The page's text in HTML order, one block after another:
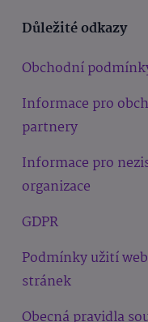
Důležité odkazy
Obchodní
Informace pro
partnery
Informace pro
organizace
GDPR
Podmínky užití
stránek
Obecná pravidla